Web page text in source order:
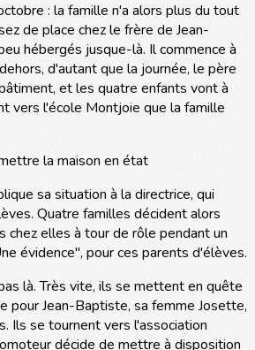
: la famille n'a alors plus du tout
de place chez le frère de Jean-
hébergés jusque-là. Il commence à
d'autant que la journée, le père
et les quatre enfants vont à
vers l'école Montjoie que la famille
la maison en état
sa situation à la directrice, qui
Quatre familles décident alors
chez elles à tour de rôle pendant un
évidence", pour ces parents d'élèves.
là. Très vite, ils se mettent en quête
pour Jean-Baptiste, sa femme Josette,
Ils se tournent vers l'association
décide de mettre à disposition